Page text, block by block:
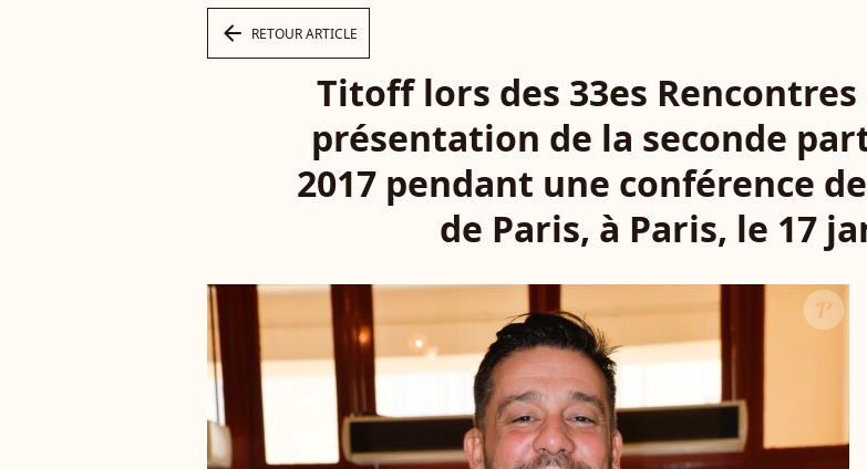
arrow_left RETOUR ARTICLE
Titoff lors des 33es
présentation de la seconde
2017 pendant une conférence
de Paris, à Paris, le 17